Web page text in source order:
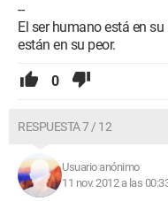
--
El ser humano está en
están en su peor.
0
RESPUESTA 7 / 12
Usuario anónimo
11 nov. 2012 a las